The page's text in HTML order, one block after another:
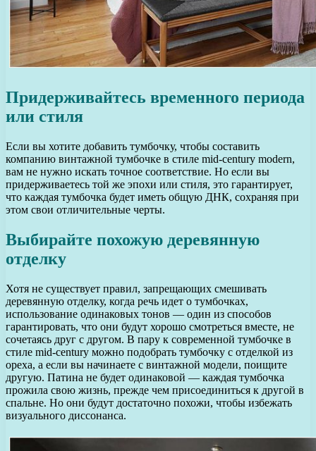
Придерживайтесь временного периода
или стиля
Если вы хотите добавить тумбочку, чтобы составить
компанию винтажной тумбочке в стиле mid-century modern,
вам не нужно искать точное соответствие. Но если вы
придерживаетесь той же эпохи или стиля, это гарантирует,
что каждая тумбочка будет иметь общую ДНК, сохраняя при
этом свои отличительные черты.
Выбирайте похожую деревянную
отделку
Хотя не существует правил, запрещающих смешивать
деревянную отделку, когда речь идет о тумбочках,
использование одинаковых тонов — один из способов
гарантировать, что они будут хорошо смотреться вместе, не
сочетаясь друг с другом. В пару к современной тумбочке в
стиле mid-century можно подобрать тумбочку с отделкой из
ореха, а если вы начинаете с винтажной модели, поищите
другую. Патина не будет одинаковой — каждая тумбочка
прожила свою жизнь, прежде чем присоединиться к другой в
спальне. Но они будут достаточно похожи, чтобы избежать
визуального диссонанса.